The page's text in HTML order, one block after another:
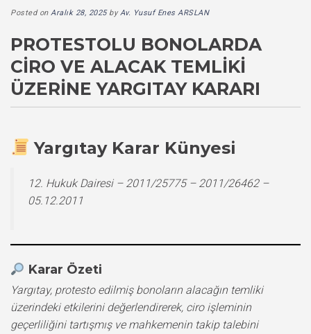
Posted on Aralık 28, 2025byAv. Yusuf Enes ARSLAN
PROTESTOLU BONOLARDA
CIRO VE ALACAK TEMLIKI
ÜZERINE YARGITAY KARARI
Yargıtay Karar Künyesi
12. Hukuk Dairesi – 2011/25775 – 2011/26462 –
05.12.2011
Karar Özeti
Yargıtay, protesto edilmiş bonoların alacağın temliki
üzerindeki etkilerini değerlendirerek, ciro işleminin
geçerliliğini tartışmış ve mahkemenin takip talebini